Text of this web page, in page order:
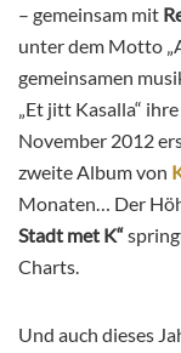
– gemeinsam mit
unter dem Motto
gemeinsamen
„Et jitt Kasalla“
November 2012
zweite Album von
Monaten… Der
Stadt met K“
Charts.
Und auch dieses